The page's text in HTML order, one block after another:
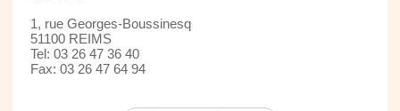
1, rue Georges-Boussinesq
51100 REIMS
Tel: 03 26 47 36 40
Fax: 03 26 47 64 94